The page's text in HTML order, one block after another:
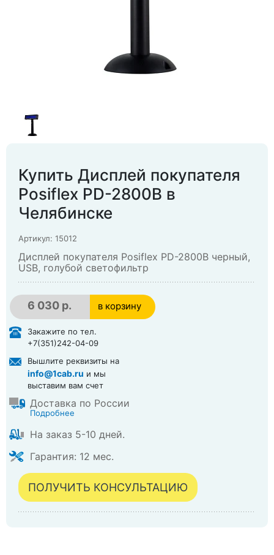
Купить Дисплей покупателя
Posiflex PD-2800В в
Челябинске
Артикул: 15012
Дисплей покупателя Posiflex PD-2800B черный,
USB, голубой светофильтр
6 030 р. в корзину
Закажите по тел.
+7(351)242-04-09
Вышлите реквизиты на
info@1cab.ru и мы
выставим вам счет
Доставка по России
Подробнее
На заказ 5-10 дней.
Гарантия: 12 мес.
ПОЛУЧИТЬ КОНСУЛЬТАЦИЮ